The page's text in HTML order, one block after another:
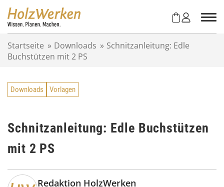
Startseite » Downloads » Schnitzanleitung: Edle
Buchstützen mit 2 PS
Downloads Vorlagen
Schnitzanleitung: Edle Buchstützen
mit 2 PS
Redaktion HolzWerken